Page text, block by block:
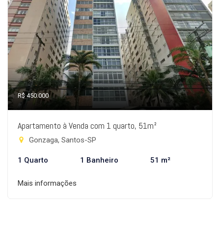
R$ 450.000
Apartamento à Venda com 1 quarto, 51m²
Gonzaga, Santos-SP
1 Quarto 1 Banheiro 51 m²
Mais informações